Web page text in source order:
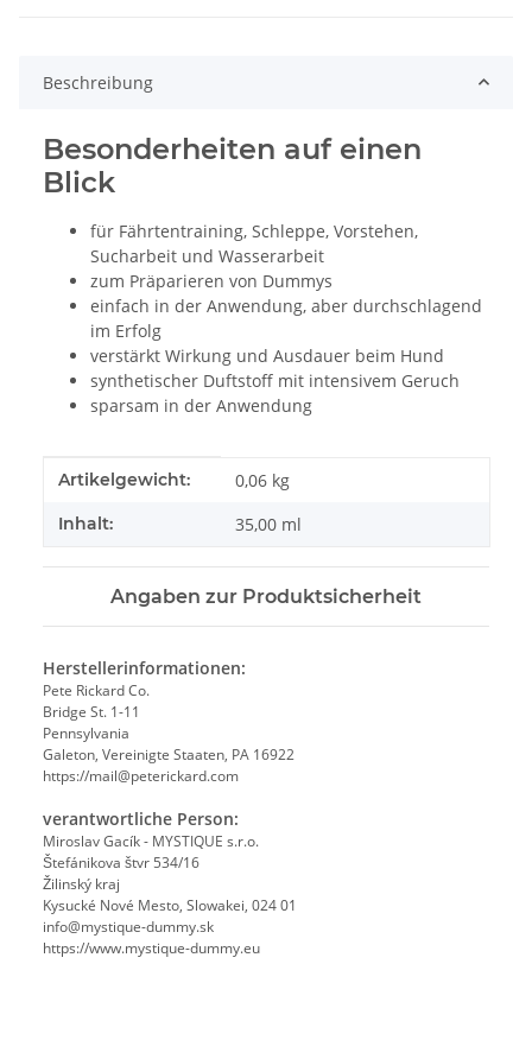
Beschreibung
Besonderheiten auf einen
Blick
für Fährtentraining, Schleppe, Vorstehen,
Sucharbeit und Wasserarbeit
zum Präparieren von Dummys
einfach in der Anwendung, aber durchschlagend
im Erfolg
verstärkt Wirkung und Ausdauer beim Hund
synthetischer Duftstoff mit intensivem Geruch
sparsam in der Anwendung
Produkteigenschaft
Wert
Artikelgewicht: 0,06 kg
Inhalt: 35,00 ml
Angaben zur Produktsicherheit
Herstellerinformationen:
Pete Rickard Co.
Bridge St. 1-11
Pennsylvania
Galeton, Vereinigte Staaten, PA 16922
https://mail@peterickard.com
verantwortliche Person:
Miroslav Gacík - MYSTIQUE s.r.o.
Štefánikova štvr 534/16
Žilinský kraj
Kysucké Nové Mesto, Slowakei, 024 01
info@mystique-dummy.sk
https://www.mystique-dummy.eu